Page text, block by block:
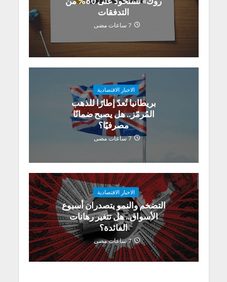
التدفقات
7 ساعات مضى
الاخبار الاقتصادية
بريطانيا تُعدّ إطارًا للذهب
المُرمّز.. هل يصبح ضمانًا
مصرفيًا؟
7 ساعات مضى
الاخبار الاقتصادية
التضخم والنمو يتصدران أسبوع
الأسواق.. هل تتغير رهانات
الفائدة؟
7 ساعات مضى